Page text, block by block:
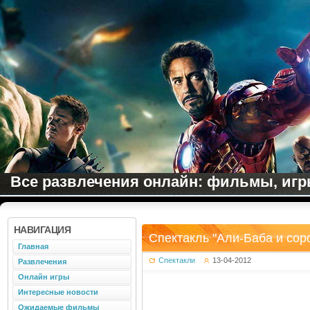
Все развлечения онлайн: фильмы,
Спектакль "Али-Баба и
Спектакли 13-04-2012
НАВИГАЦИЯ
Главная
Развлечения
Онлайн игры
Интересные новости
Ожидаемые фильмы